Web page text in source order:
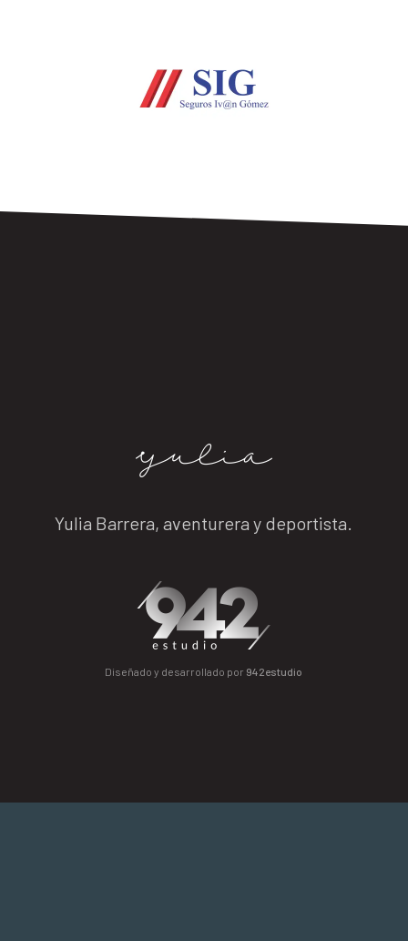
Yulia Barrera, aventurera y deportista.
Diseñado y desarrollado por 942estudio